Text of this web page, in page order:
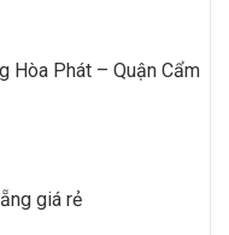
Hòa Phát – Quận Cẩm
giá rẻ